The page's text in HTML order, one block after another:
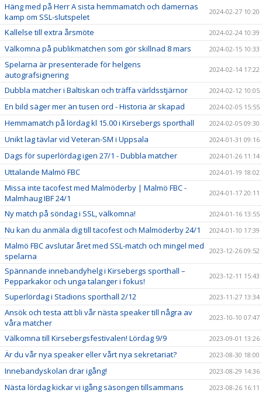
Häng med på Herr A sista hemmamatch och damernas
kamp om SSL-slutspelet
2024-02-27 10:20
Kallelse till extra årsmöte 2024-02-24 10:39
Välkomna på publikmatchen som gör skillnad 8 mars 2024-02-15 10:33
Spelarna är presenterade för helgens
autografsignering
2024-02-14 17:22
Dubbla matcher i Baltiskan och träffa världsstjärnor 2024-02-12 10:05
En bild säger mer än tusen ord - Historia är skapad 2024-02-05 15:55
Hemmamatch på lördag kl 15.00 i Kirsebergs sporthall 2024-02-05 09:30
Unikt lag tävlar vid Veteran-SM i Uppsala 2024-01-31 09:16
Dags för superlördag igen 27/1 - Dubbla matcher 2024-01-26 11:14
Uttalande Malmö FBC 2024-01-19 18:02
Missa inte tacofest med Malmöderby | Malmö FBC -
Malmhaug IBF 24/1
2024-01-17 20:11
Ny match på söndag i SSL, välkomna! 2024-01-16 13:55
Nu kan du anmäla dig till tacofest och Malmöderby 24/1 2024-01-10 17:39
Malmö FBC avslutar året med SSL-match och mingel med
spelarna
2023-12-26 09:52
Spännande innebandyhelg i Kirsebergs sporthall –
Pepparkakor och unga talanger i fokus!
2023-12-11 15:43
Superlördag i Stadions sporthall 2/12 2023-11-27 13:34
Ansök och testa att bli vår nästa speaker till några av
våra matcher
2023-10-10 07:47
Välkomna till Kirsebergsfestivalen! Lördag 9/9 2023-09-01 13:26
Är du vår nya speaker eller vårt nya sekretariat? 2023-08-30 18:00
Innebandyskolan drar igång! 2023-08-29 14:36
Nästa lördag kickar vi igång säsongen tillsammans 2023-08-26 16:11